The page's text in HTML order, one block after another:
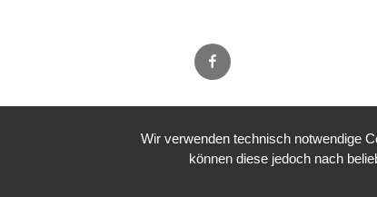
Facebook
Wir verwenden technisch notwendige
können diese jedoch nach